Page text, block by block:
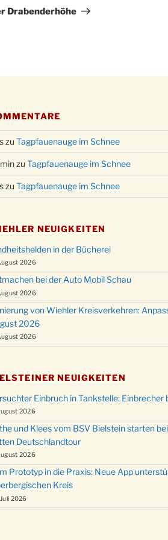
Beitrag
Drabenderhöhe
20.12.
24.12.
24.12.
Uhr
24.12.
31.12.
zu Tagpfauenauge im Schnee
zu Tagpfauenauge im Schnee
zu Tagpfauenauge im Schnee
NEUIGKEITEN
in der Bücherei
2026
bei der Auto Mobil Schau
2026
von Wiehler Kreisverkehren:
2026
2026
NEUIGKEITEN
Einbruch in Tankstelle:
2026
und Klees vom BSV Bielstein starten
Deutschlandtour
2026
Prototyp in die Praxis: Neue App
Kreis
2026